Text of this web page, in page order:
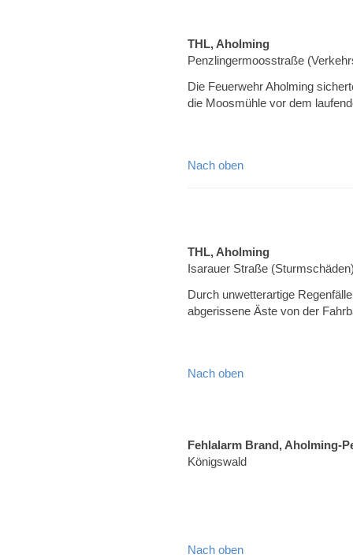
THL, Aholming
Penzlingermoosstraße
Die Feuerwehr Aholming
die Moosmühle vor dem
Nach oben
THL, Aholming
Isarauer Straße
Durch unwetterartige
abgerissene Äste von der
Nach oben
Fehlalarm Brand, Aholming-
Königswald
Nach oben